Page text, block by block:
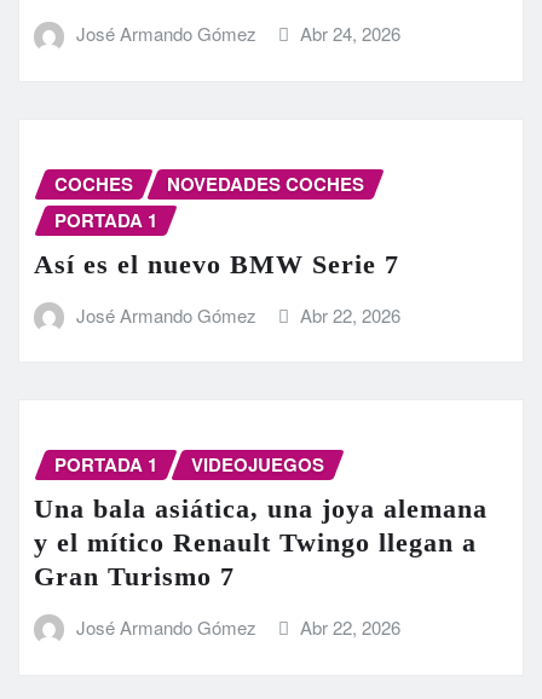
José Armando Gómez Abr 24, 2026
COCHES
NOVEDADES COCHES
PORTADA 1
Así es el nuevo BMW Serie 7
José Armando Gómez Abr 22, 2026
PORTADA 1 VIDEOJUEGOS
Una bala asiática, una joya alemana
y el mítico Renault Twingo llegan a
Gran Turismo 7
José Armando Gómez Abr 22, 2026